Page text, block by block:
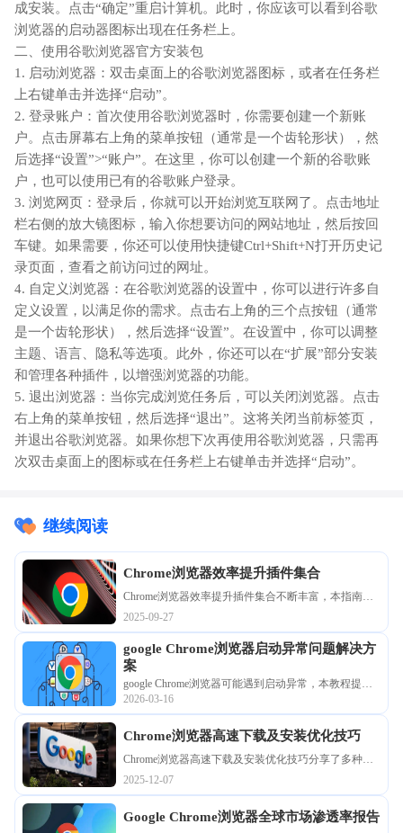
成安装。点击“确定”重启计算机。此时，你应该可以看到谷歌
浏览器的启动器图标出现在任务栏上。
二、使用谷歌浏览器官方安装包
1. 启动浏览器：双击桌面上的谷歌浏览器图标，或者在任务栏
上右键单击并选择“启动”。
2. 登录账户：首次使用谷歌浏览器时，你需要创建一个新账
户。点击屏幕右上角的菜单按钮（通常是一个齿轮形状），然
后选择“设置”>“账户”。在这里，你可以创建一个新的谷歌账
户，也可以使用已有的谷歌账户登录。
3. 浏览网页：登录后，你就可以开始浏览互联网了。点击地址
栏右侧的放大镜图标，输入你想要访问的网站地址，然后按回
车键。如果需要，你还可以使用快捷键Ctrl+Shift+N打开历史记
录页面，查看之前访问过的网址。
4. 自定义浏览器：在谷歌浏览器的设置中，你可以进行许多自
定义设置，以满足你的需求。点击右上角的三个点按钮（通常
是一个齿轮形状），然后选择“设置”。在设置中，你可以调整
主题、语言、隐私等选项。此外，你还可以在“扩展”部分安装
和管理各种插件，以增强浏览器的功能。
5. 退出浏览器：当你完成浏览任务后，可以关闭浏览器。点击
右上角的菜单按钮，然后选择“退出”。这将关闭当前标签页，
并退出谷歌浏览器。如果你想下次再使用谷歌浏览器，只需再
次双击桌面上的图标或在任务栏上右键单击并选择“启动”。
继续阅读
Chrome浏览器效率提升插件集合
Chrome浏览器效率提升插件集合不断丰富，本指南详
细介绍插件功能、优化技巧和应用方法，帮助用户实
现浏览、办公和内容管理的高效操作。
2025-09-27
google Chrome浏览器启动异常问题解决方
案
google Chrome浏览器可能遇到启动异常，本教程提供
解决方案，包括故障排查、配置调整和实操步骤，帮
2026-03-16
Chrome浏览器高速下载及安装优化技巧
Chrome浏览器高速下载及安装优化技巧分享了多种加
速方法和安装策略，让用户能够在短时间内完成安装
并确保浏览器稳定运行，提升整体使用效率。
2025-12-07
Google Chrome浏览器全球市场渗透率报告